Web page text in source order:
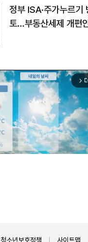
정부 ISA·주가누르기
토…부동산세제 개편
arrow_forward_ios
청소년보호정책 사이트맵